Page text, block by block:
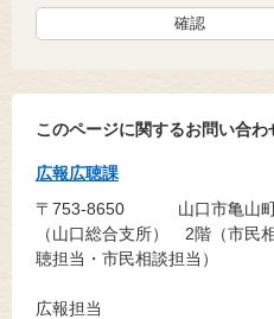
このページに関するお問い合わ
広報広聴課
〒753-8650
山口市亀山
（山口総合支所） 2階（市民
聴担当・市民相談担当）
広報担当